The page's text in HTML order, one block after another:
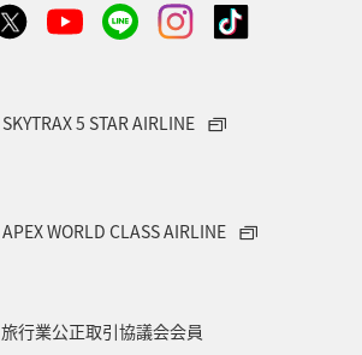
SKYTRAX 5 STAR AIRLINE
APEX WORLD CLASS AIRLINE
旅行業公正取引協議会会員